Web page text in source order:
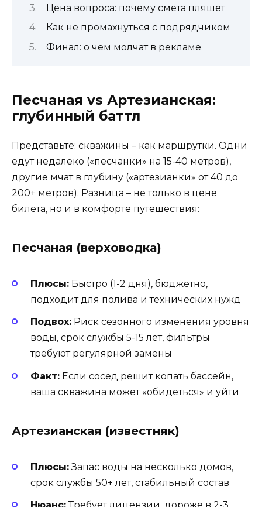
Цена вопроса: почему смета пляшет
Как не промахнуться с подрядчиком
Финал: о чем молчат в рекламе
Песчаная vs Артезианская:
глубинный баттл
Представьте: скважины – как маршрутки. Одни
едут недалеко («песчанки» на 15-40 метров),
другие мчат в глубину («артезианки» от 40 до
200+ метров). Разница – не только в цене
билета, но и в комфорте путешествия:
Песчаная (верховодка)
Плюсы: Быстро (1-2 дня), бюджетно,
подходит для полива и технических нужд
Подвох: Риск сезонного изменения уровня
воды, срок службы 5-15 лет, фильтры
требуют регулярной замены
Факт: Если сосед решит копать бассейн,
ваша скважина может «обидеться» и уйти
Артезианская (известняк)
Плюсы:Запас воды на несколько домов,
срок службы 50+ лет, стабильный состав